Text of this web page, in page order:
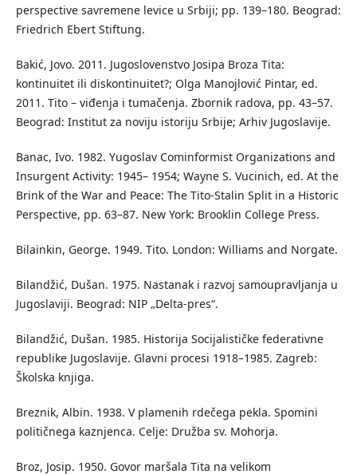
perspective savremene levice u Srbiji; pp. 139–180. Beograd:
Friedrich Ebert Stiftung.
Bakić, Jovo. 2011. Jugoslovenstvo Josipa Broza Tita:
kontinuitet ili diskontinuitet?; Olga Manojlović Pintar, ed.
2011. Tito – viđenja i tumačenja. Zbornik radova, pp. 43–57.
Beograd: Institut za noviju istoriju Srbije; Arhiv Jugoslavije.
Banac, Ivo. 1982. Yugoslav Cominformist Organizations and
Insurgent Activity: 1945– 1954; Wayne S. Vucinich, ed. At the
Brink of the War and Peace: The Tito-Stalin Split in a Historic
Perspective, pp. 63–87. New York: Brooklin College Press.
Bilainkin, George. 1949. Tito. London: Williams and Norgate.
Bilandžić, Dušan. 1975. Nastanak i razvoj samoupravljanja u
Jugoslaviji. Beograd: NIP „Delta-pres“.
Bilandžić, Dušan. 1985. Historija Socijalističke federativne
republike Jugoslavije. Glavni procesi 1918–1985. Zagreb:
Školska knjiga.
Breznik, Albin. 1938. V plamenih rdečega pekla. Spomini
političnega kaznjenca. Celje: Družba sv. Mohorja.
Broz, Josip. 1950. Govor maršala Tita na velikom